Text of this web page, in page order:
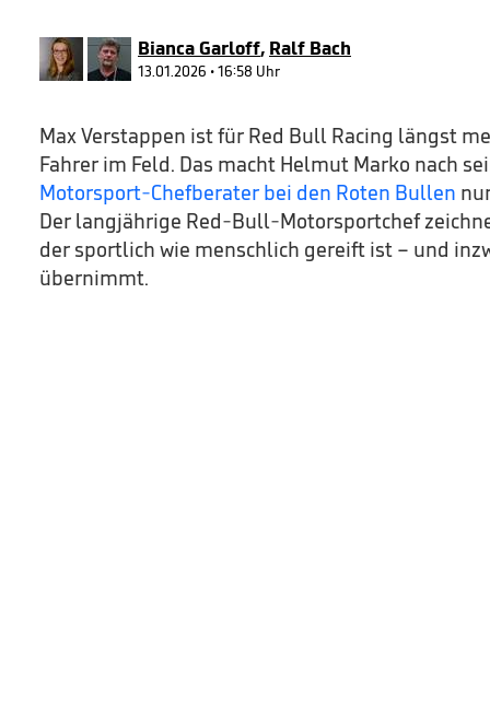
90%
Bianca Garloff, Ralf Bach
13.01.2026 • 16:58 Uhr
Max Verstappen ist für Red Bull Racing längst
Fahrer im Feld. Das macht Helmut Marko nach
Motorsport-Chefberater bei den Roten Bullen
Der langjährige Red-Bull-Motorsportchef
der sportlich wie menschlich gereift ist – und
übernimmt.